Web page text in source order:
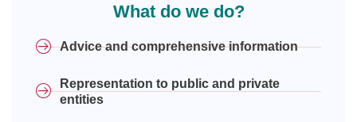
What do we do?
Advice and comprehensive information
Representation to public and private
entities